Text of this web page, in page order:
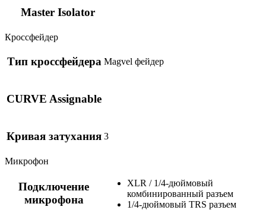
Master Isolator
Кроссфейдер
Тип кроссфейдера Magvel фейдер
CURVE Assignable
Кривая затухания 3
Микрофон
Подключение
микрофона
XLR / 1/4-дюймовый
комбинированный разъем
1/4-дюймовый TRS разъем